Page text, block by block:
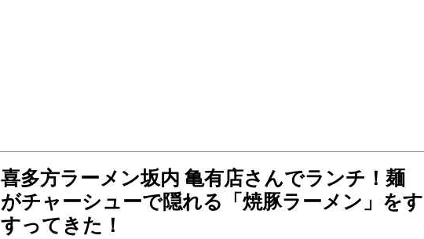
喜多方ラーメン坂内 亀有店さんでランチ！麺
がチャーシューで隠れる「焼豚ラーメン」をす
すってきた！